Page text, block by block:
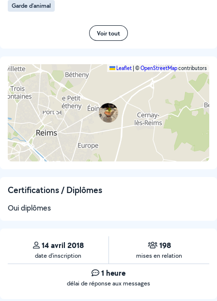
Garde d’animal
Voir tout
Leaflet ©OpenStreetMapcontributors
Certifications / Diplômes
Oui diplômes
14 avril 2018
date d’inscription
198
mises en relation
1 heure
délai de réponse aux messages